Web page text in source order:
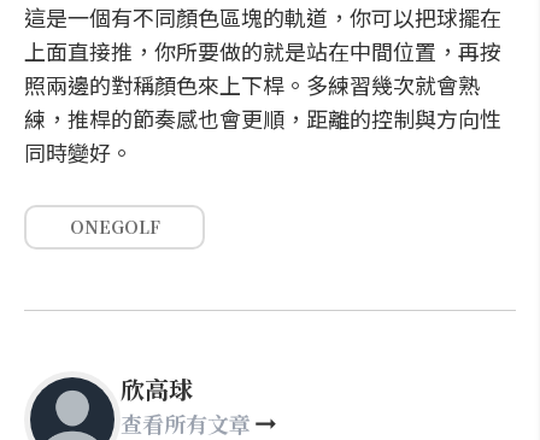
這是一個有不同顏色區塊的軌道，你可以把球擺在
上面直接推，你所要做的就是站在中間位置，再按
照兩邊的對稱顏色來上下桿。多練習幾次就會熟
練，推桿的節奏感也會更順，距離的控制與方向性
同時變好。
ONEGOLF
欣高球
查看所有文章